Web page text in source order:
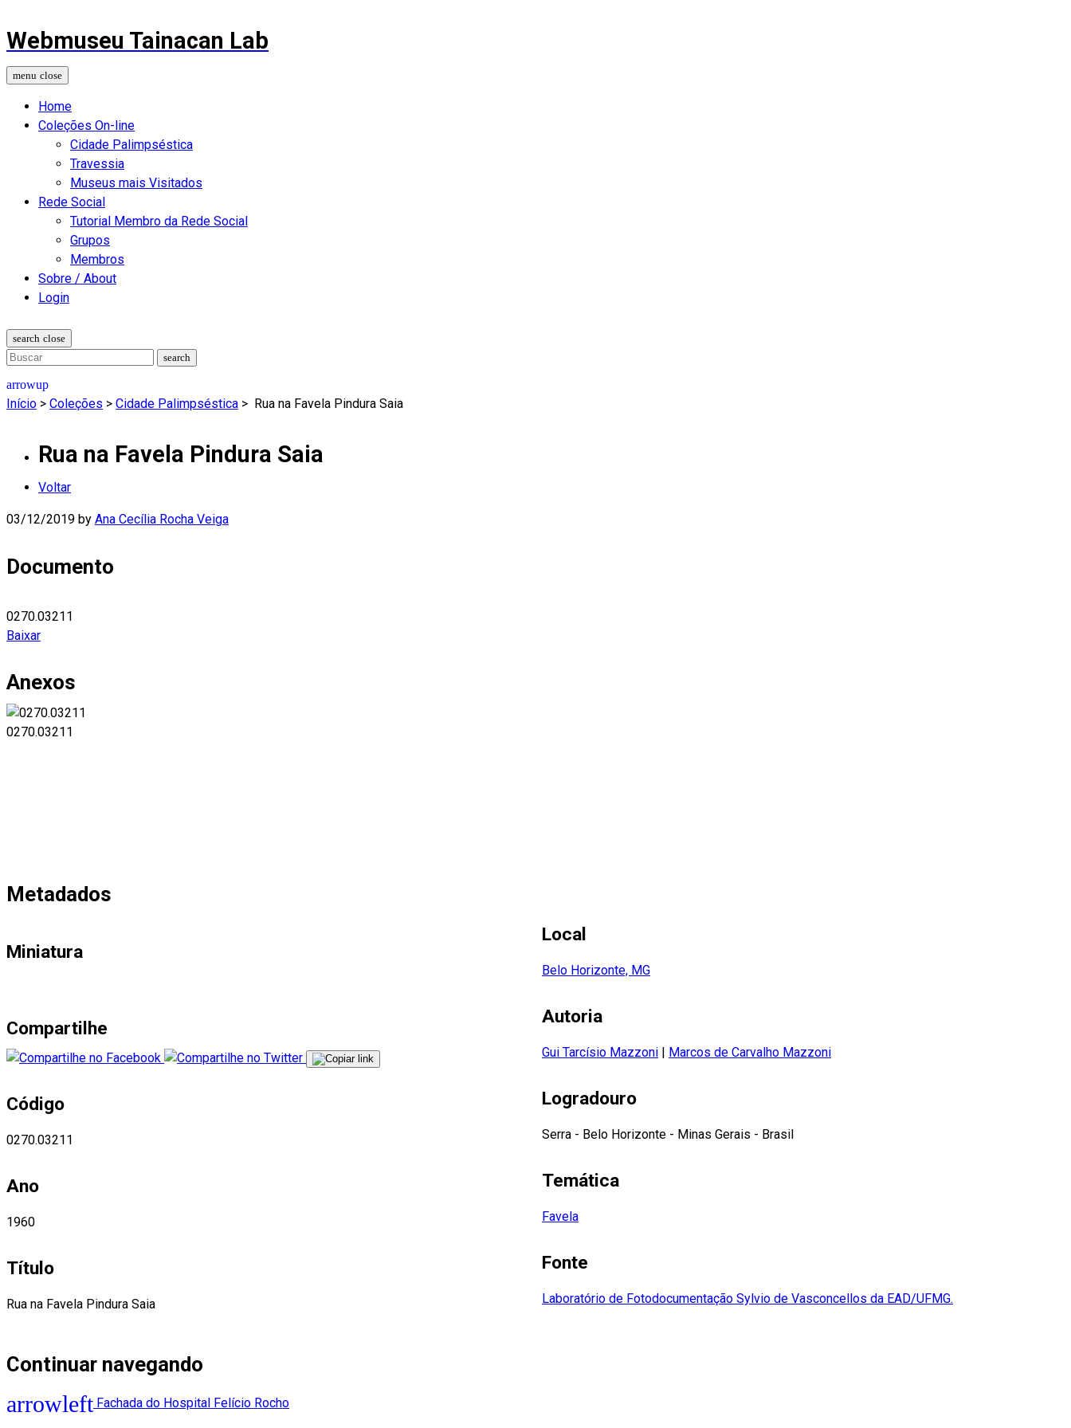
Webmuseu Tainacan Lab
Home
Coleções On-line
Cidade Palimpséstica
Travessia
Museus mais Visitados
Rede Social
Tutorial Membro da Rede Social
Grupos
Membros
Sobre / About
Login
Início > Coleções > Cidade Palimpséstica > Rua na Favela Pindura Saia
Rua na Favela Pindura Saia
Voltar
03/12/2019 by Ana Cecília Rocha Veiga
Documento
0270.03211
Baixar
Anexos
0270.03211
Metadados
Miniatura
Compartilhe
Código
0270.03211
Ano
1960
Título
Rua na Favela Pindura Saia
Local
Belo Horizonte, MG
Autoria
Gui Tarcísio Mazzoni | Marcos de Carvalho Mazzoni
Logradouro
Serra - Belo Horizonte - Minas Gerais - Brasil
Temática
Favela
Fonte
Laboratório de Fotodocumentação Sylvio de Vasconcellos da EAD/UFMG.
Continuar navegando
Fachada do Hospital Felício Rocho